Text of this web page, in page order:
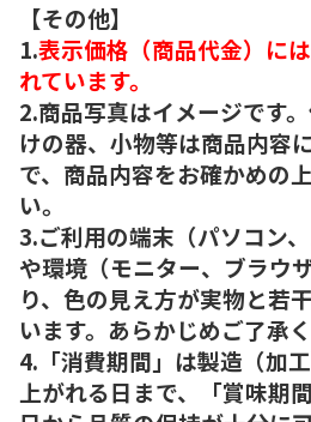
【その他】
1.表示価格（商品代金）に
れています。
2.商品写真はイメージです
けの器、小物等は商品内容
で、商品内容をお確かめの
い。
3.ご利用の端末（パソコン、
や環境（モニター、ブラウ
り、色の見え方が実物と若
います。あらかじめご了承く
4.「消費期間」は製造（加
上がれる日まで、「賞味期